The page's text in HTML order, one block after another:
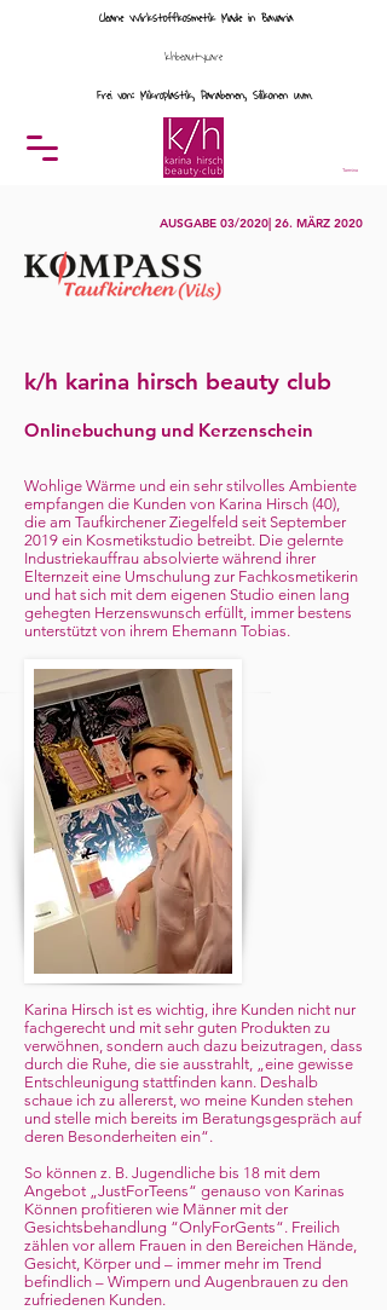
Cleane Wirkstoffkosmetik Made in Bavaria
khbeautycare
Frei von: Mikroplastik, Parabenen, Silikonen uvm.
Menü
Termine
AUSGABE 03/2020| 26. MÄRZ 2020
k/h karina hirsch beauty club
Onlinebuchung und Kerzenschein
Wohlige Wärme und ein sehr stilvolles Ambiente
empfangen die Kunden von Karina Hirsch (40),
die am Taufkirchener Ziegelfeld seit September
2019 ein Kosmetikstudio betreibt. Die gelernte
Industriekauffrau absolvierte während ihrer
Elternzeit eine Umschulung zur Fachkosmetikerin
und hat sich mit dem eigenen Studio einen lang
gehegten Herzenswunsch erfüllt, immer bestens
unterstützt von ihrem Ehemann Tobias.
Karina Hirsch ist es wichtig, ihre Kunden nicht nur
fachgerecht und mit sehr guten Produkten zu
verwöhnen, sondern auch dazu beizutragen, dass
durch die Ruhe, die sie ausstrahlt, „eine gewisse
Entschleunigung stattfinden kann. Deshalb
schaue ich zu allererst, wo meine Kunden stehen
und stelle mich bereits im Beratungsgespräch auf
deren Besonderheiten ein“.
So können z. B. Jugendliche bis 18 mit dem
Angebot „JustForTeens“ genauso von Karinas
Können profitieren wie Männer mit der
Gesichtsbehandlung “OnlyForGents“. Freilich
zählen vor allem Frauen in den Bereichen Hände,
Gesicht, Körper und – immer mehr im Trend
befindlich – Wimpern und Augenbrauen zu den
zufriedenen Kunden.